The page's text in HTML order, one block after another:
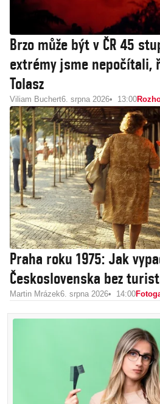
Brzo může být v ČR 45
extrémy jsme nepočítali,
Tolasz
Viliam Buchert6. srpna 2026 13:00
Praha roku 1975: Jak
Československa bez
Martin Mrázek6. srpna 2026 14:00